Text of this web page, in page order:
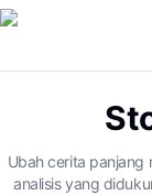
Ubah cerita panjang
analisis yang